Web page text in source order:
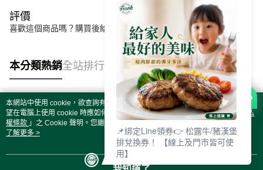
評價
喜歡這個商品嗎？購買後給他一個好評吧
本分類熱銷全站排行
熱門標籤
本網站中使用 cookie，欲查詢有關本網站使用 cookie 方式之詳情，及若您不希
望在電腦上使用 cookie 時應如何變更電腦的 cookie 設定，請參閱本網站「
隱私
權條款 」之 Cookie 聲明。您繼續使用本網站即表示您同意本公司得按本網站使
用條款之 Cookie 聲明使用 cookie。
了解更多 >
📌綁定Line領券👉 松露牛/豬漢堡
排兌換券！ 【線上及門市皆可使
用】